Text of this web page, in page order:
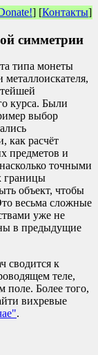
] [Контакты]
симметрии
типа монеты
курса. Были
выбор
как расчёт
предметов и
точными
границы
объект, чтобы
весьма сложные
уже не
в предыдущие
сводится к
теле,
поле. Более того,
вихревые
.